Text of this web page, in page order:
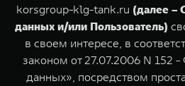
TANK 300
Следуй за открытиями
от 3 999 000 ₽
За
Тест-драйв
Зарядные станции
ПОКУПКА АВТОМОБИЛЯ
СЕРВИС
Калькулятор ТО
Нулевое ТО
GWM ТЕХ ДЕНЬ
Новости
korsgroup-klg-tank.ru (далее –
данных и/или Пользователь)
в своем интересе, в
законом от 27.07.2006 N 152
данных», посредством